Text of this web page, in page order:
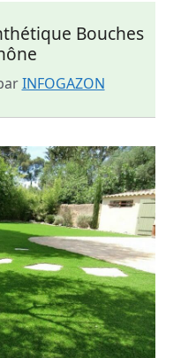
Bouches
INFOGAZON